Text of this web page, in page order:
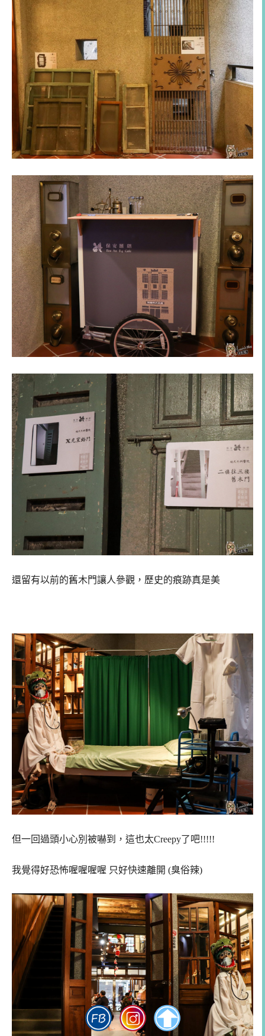
還留有以前的舊木門讓人參觀，歷史的痕跡真是美
但一回過頭小心別被嚇到，這也太Creepy了吧!!!!!
我覺得好恐怖喔喔喔喔 只好快速離開 (臭俗辣)